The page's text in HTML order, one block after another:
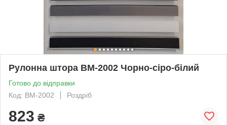
Рулонна штора ВМ-2002 Чорно-сіро-білий
Готово до відправки
Код: ВМ-2002
Роздріб
823 ₴